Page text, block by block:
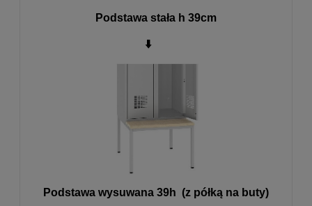
Podstawa stała h 39cm
⬇️
Podstawa wysuwana 39h (z półką na buty)